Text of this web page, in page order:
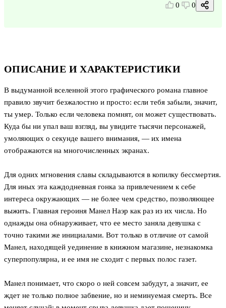
ОПИСАНИЕ И ХАРАКТЕРИСТИКИ
В выдуманной вселенной этого графического романа главное
правило звучит безжалостно и просто: если тебя забыли, значит,
ты умер. Только если человека помнят, он может существовать.
Куда бы ни упал ваш взгляд, вы увидите тысячи персонажей,
умоляющих о секунде вашего внимания, — их имена
отображаются на многочисленных экранах.
Для одних мгновения славы складываются в копилку бессмертия.
Для иных эта каждодневная гонка за привлечением к себе
интереса окружающих — не более чем средство, позволяющее
выжить. Главная героиня Манел Наэр как раз из их числа. Но
однажды она обнаруживает, что ее место заняла девушка с
точно такими же инициалами. Вот только в отличие от самой
Манел, находящей уединение в книжном магазине, незнакомка
суперпопулярна, и ее имя не сходит с первых полос газет.
Манел понимает, что скоро о ней совсем забудут, а значит, ее
ждет не только полное забвение, но и неминуемая смерть. Все
0 0